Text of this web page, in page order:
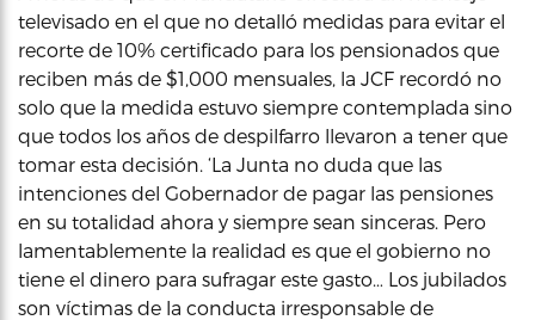
televisado en el que no detalló medidas para evitar el
recorte de 10% certificado para los pensionados que
reciben más de $1,000 mensuales, la JCF recordó no
solo que la medida estuvo siempre contemplada sino
que todos los años de despilfarro llevaron a tener que
tomar esta decisión. ‘La Junta no duda que las
intenciones del Gobernador de pagar las pensiones
en su totalidad ahora y siempre sean sinceras. Pero
lamentablemente la realidad es que el gobierno no
tiene el dinero para sufragar este gasto… Los jubilados
son víctimas de la conducta irresponsable de